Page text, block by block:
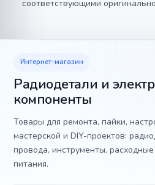
соответствующими
Интернет-магазин
Радиодетали и
компоненты
Товары для ремонта, пайки,
мастерской и DIY-проектов:
провода, инструменты,
питания.